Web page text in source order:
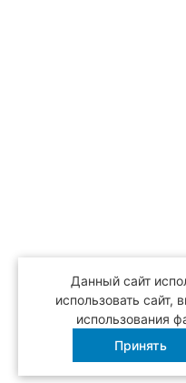
Данный сайт
использовать сайт,
использования
Принять